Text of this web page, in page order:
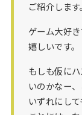
ご紹介します
ゲーム大好
嬉しいです。
もしも仮に
いのかなー、
いずれにし